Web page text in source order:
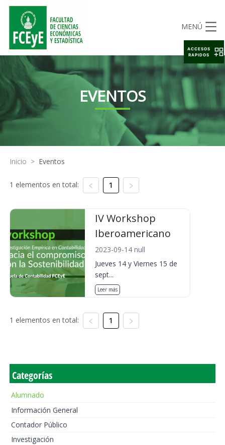
MENÚ
EVENTOS
Inicio > Eventos
1 elementos en total: 1
IV Workshop
Iberoamericano
2023-09-14 null
Jueves 14 y Viernes 15 de
sept...
Leer más
1 elementos en total: 1
Categorías
Alumnado
Información General
Contador Público
Investigación
ACCESOS
RAPIDOS